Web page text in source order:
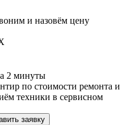
и назовём цену
2 минуты
по стоимости ремонта и
техники в сервисном
заявку